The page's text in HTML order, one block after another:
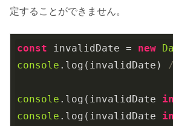
定することができません。
const invalidDate = new
console .log(invalidDate)
console .log(invalidDate
console .log(invalidDate